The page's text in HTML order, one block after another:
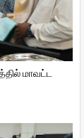
மாவட்ட